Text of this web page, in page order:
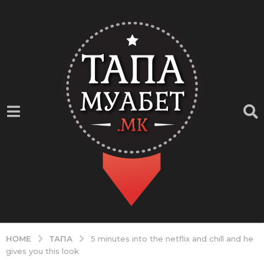
HOME ТАПА
5 minutes into the netflix and chill and he
gives you this look